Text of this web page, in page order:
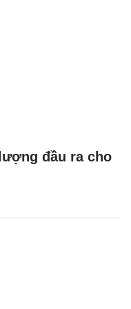
đầu ra cho